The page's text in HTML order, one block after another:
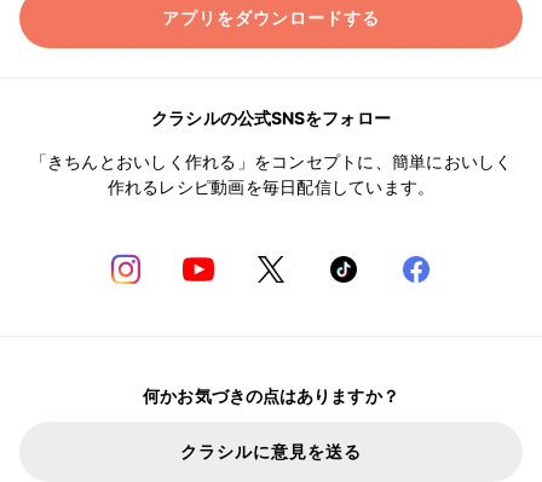
アプリをダウンロードする
クラシルの公式SNSをフォロー
「きちんとおいしく作れる」をコンセプトに、簡単においしく
作れるレシピ動画を毎日配信しています。
何かお気づきの点はありますか？
クラシルに意見を送る